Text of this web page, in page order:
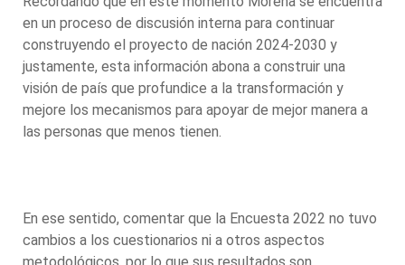
en un proceso de discusión interna para continuar
construyendo el proyecto de nación 2024-2030 y
justamente, esta información abona a construir una
visión de país que profundice a la transformación y
mejore los mecanismos para apoyar de mejor manera a
las personas que menos tienen.
En ese sentido, comentar que la Encuesta 2022 no tuvo
cambios a los cuestionarios ni a otros aspectos